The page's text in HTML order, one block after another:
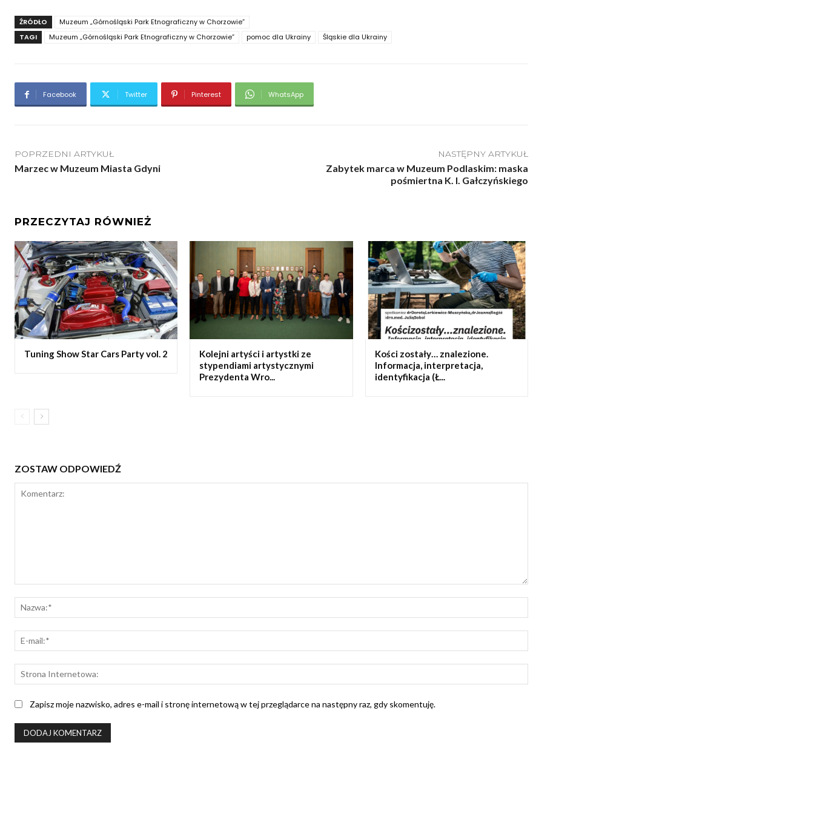
ŹRÓDŁO
Muzeum „Górnośląski Park Etnograficzny w Chorzowie”
TAGI
Muzeum „Górnośląski Park Etnograficzny w Chorzowie” pomoc dla Ukrainy Śląskie dla Ukrainy
Facebook Twitter Pinterest WhatsApp
POPRZEDNI ARTYKUŁ
Marzec w Muzeum Miasta Gdyni
NASTĘPNY ARTYKUŁ
Zabytek marca w Muzeum Podlaskim: maska
pośmiertna K. I. Gałczyńskiego
PRZECZYTAJ RÓWNIEŻ
Tuning Show Star Cars Party vol. 2
Kolejni artyści i artystki ze
stypendiami artystycznymi
Prezydenta Wro...
Kości zostały… znalezione.
Informacja, interpretacja,
identyfikacja (Ł...
ZOSTAW ODPOWIEDŹ
mail:*
Internetowa:
Zapisz moje nazwisko, adres e-mail i stronę internetową w tej przeglądarce na następny raz, gdy skomentuję.